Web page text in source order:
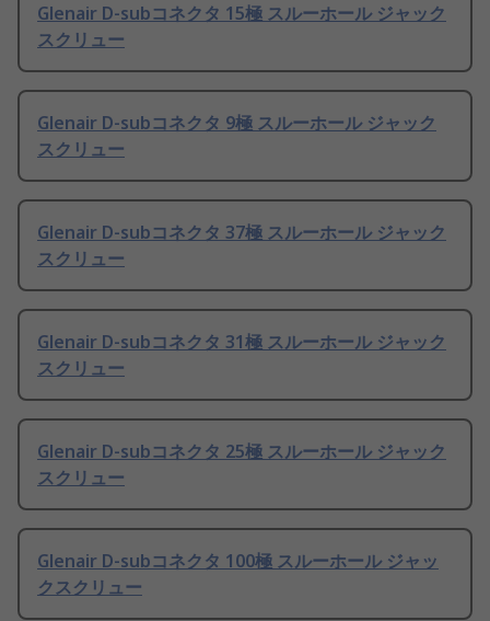
Glenair D-subコネクタ 15極 スルーホール ジャック
スクリュー
Glenair D-subコネクタ 9極 スルーホール ジャック
スクリュー
Glenair D-subコネクタ 37極 スルーホール ジャック
スクリュー
Glenair D-subコネクタ 31極 スルーホール ジャック
スクリュー
Glenair D-subコネクタ 25極 スルーホール ジャック
スクリュー
Glenair D-subコネクタ 100極 スルーホール ジャッ
クスクリュー